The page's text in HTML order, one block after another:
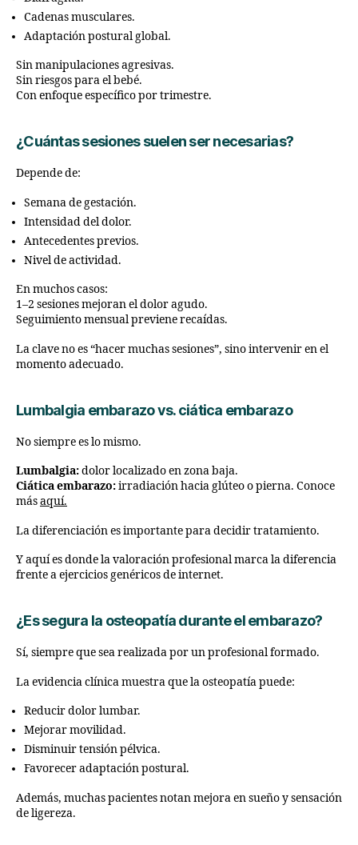
Cadenas musculares.
Adaptación postural global.
Sin manipulaciones agresivas.
Sin riesgos para el bebé.
Con enfoque específico por trimestre.
¿Cuántas sesiones suelen ser necesarias?
Depende de:
Semana de gestación.
Intensidad del dolor.
Antecedentes previos.
Nivel de actividad.
En muchos casos:
1–2 sesiones mejoran el dolor agudo.
Seguimiento mensual previene recaídas.
La clave no es “hacer muchas sesiones”, sino intervenir en el
momento adecuado.
Lumbalgia embarazo vs. ciática embarazo
No siempre es lo mismo.
Lumbalgia:dolor localizado en zona baja.
Ciática embarazo:irradiación hacia glúteo o pierna. Conoce
másaquí.
La diferenciación es importante para decidir tratamiento.
Y aquí es donde la valoración profesional marca la diferencia
frente a ejercicios genéricos de internet.
¿Es segura la osteopatía durante el embarazo?
Sí, siempre que sea realizada por un profesional formado.
La evidencia clínica muestra que la osteopatía puede:
Reducir dolor lumbar.
Mejorar movilidad.
Disminuir tensión pélvica.
Favorecer adaptación postural.
Además, muchas pacientes notan mejora en sueño y sensación
de ligereza.